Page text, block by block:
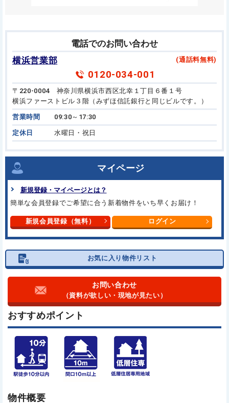
電話でのお問い合わせ
横浜営業部
(通話料無料)
0120-034-001
〒220-0004 神奈川県横浜市西区北幸１丁目６番１号
横浜ファーストビル３階（みずほ信託銀行と同じビルです。）
営業時間 09:30～17:30
定休日 水曜日・祝日
マイページ
新規登録・マイページとは？
簡単な会員登録でご希望に合う 新着物件をいち早くお届け！
新規会員登録（無料） ログイン
お気に入り物件リスト
お問い合わせ
（資料が欲しい・現地が見たい）
おすすめポイント
物件概要